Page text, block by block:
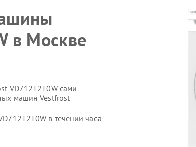
в Москве
VD712T2T0W сами
машин Vestfrost
в течении часа